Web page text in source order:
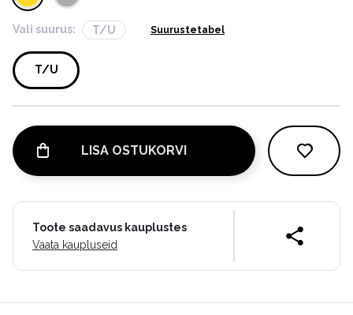
Vali suurus: T/U Suurustetabel
T/U
LISA OSTUKORVI
Toote saadavus kauplustes
Vaata kaupluseid